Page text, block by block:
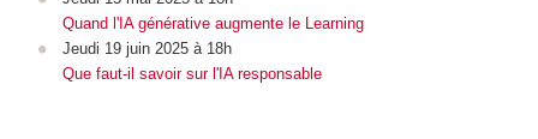
Quand l'IA générative augmente le Learning
​​​​​​​​​​​​​​Jeudi 19 juin 2025 à 18h
Que faut-il savoir sur l'IA responsable